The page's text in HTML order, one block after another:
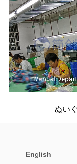
ぬい
English